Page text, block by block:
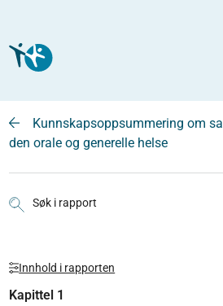
Kunnskapsoppsummering om
den orale og generelle helse
Søk i rapport
Innhold i rapporten
Kapittel 1